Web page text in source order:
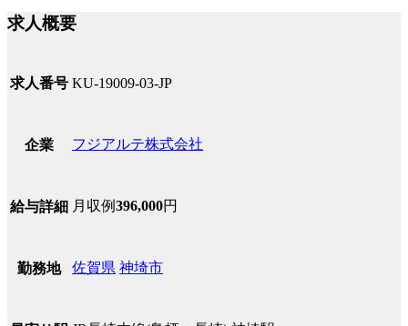
求人概要
求人番号 KU-19009-03-JP
企業 フジアルテ株式会社
給与詳細 月収例396,000円
勤務地 佐賀県 神埼市